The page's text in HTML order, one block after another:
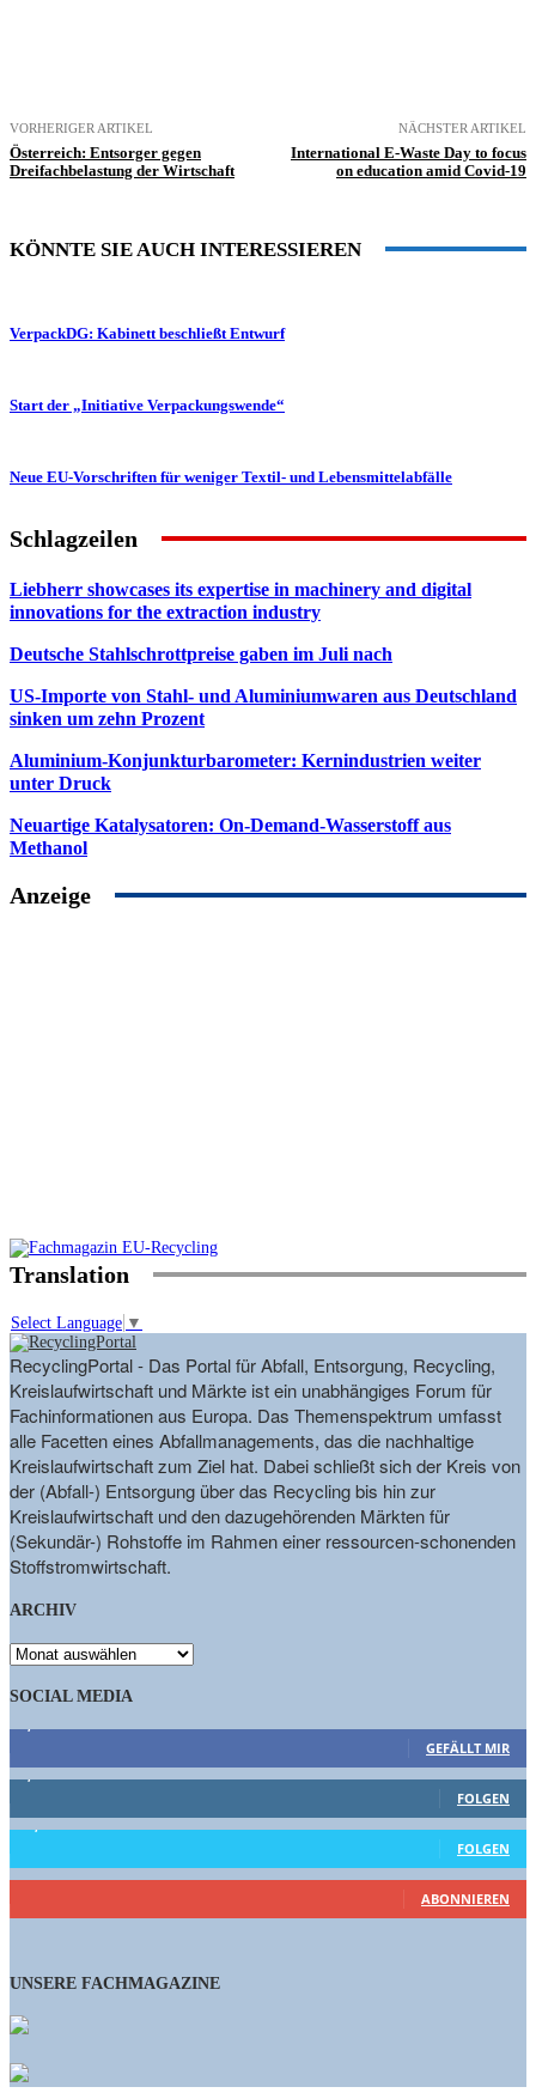
VORHERIGER ARTIKEL
Österreich: Entsorger gegen
Dreifachbelastung der Wirtschaft
NÄCHSTER ARTIKEL
International E-Waste Day to focus
on education amid Covid-19
KÖNNTE SIE AUCH INTERESSIEREN
VerpackDG: Kabinett beschließt Entwurf
Start der „Initiative Verpackungswende“
Neue EU-Vorschriften für weniger Textil- und Lebensmittelabfälle
Schlagzeilen
Liebherr showcases its expertise in machinery and digital
innovations for the extraction industry
Deutsche Stahlschrottpreise gaben im Juli nach
US-Importe von Stahl- und Aluminiumwaren aus Deutschland
sinken um zehn Prozent
Aluminium-Konjunkturbarometer: Kernindustrien weiter
unter Druck
Neuartige Katalysatoren: On-Demand-Wasserstoff aus
Methanol
Anzeige
Translation
Select Language ▼
RecyclingPortal - Das Portal für Abfall, Entsorgung, Recycling,
Kreislaufwirtschaft und Märkte ist ein unabhängiges Forum für
Fachinformationen aus Europa. Das Themenspektrum umfasst
alle Facetten eines Abfallmanagements, das die nachhaltige
Kreislaufwirtschaft zum Ziel hat. Dabei schließt sich der Kreis von
der (Abfall-) Entsorgung über das Recycling bis hin zur
Kreislaufwirtschaft und den dazugehörenden Märkten für
(Sekundär-) Rohstoffe im Rahmen einer ressourcen-schonenden
Stoffstromwirtschaft.
ARCHIV
ARCHIV
SOCIAL MEDIA
GEFÄLLT MIR
1,662 Follower
FOLGEN
15,658 Follower
FOLGEN
460 Abonnenten
ABONNIEREN
UNSERE FACHMAGAZINE